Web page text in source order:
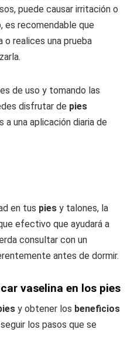
puede causar irritación o
es recomendable que
realices una prueba
de uso y tomando las
disfrutar de pies
una aplicación diaria de
en tus pies y talones, la
efectivo que ayudará a
consultar con un
antes de dormir.
vaselina en los pies
y obtener los beneficios
los pasos que se